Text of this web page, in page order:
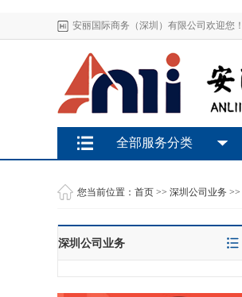
安丽国际商务（深圳）有限公司欢迎您！
全部服务分类
您当前位置： 首页 >> 深圳公司业务 >>
深圳公司业务